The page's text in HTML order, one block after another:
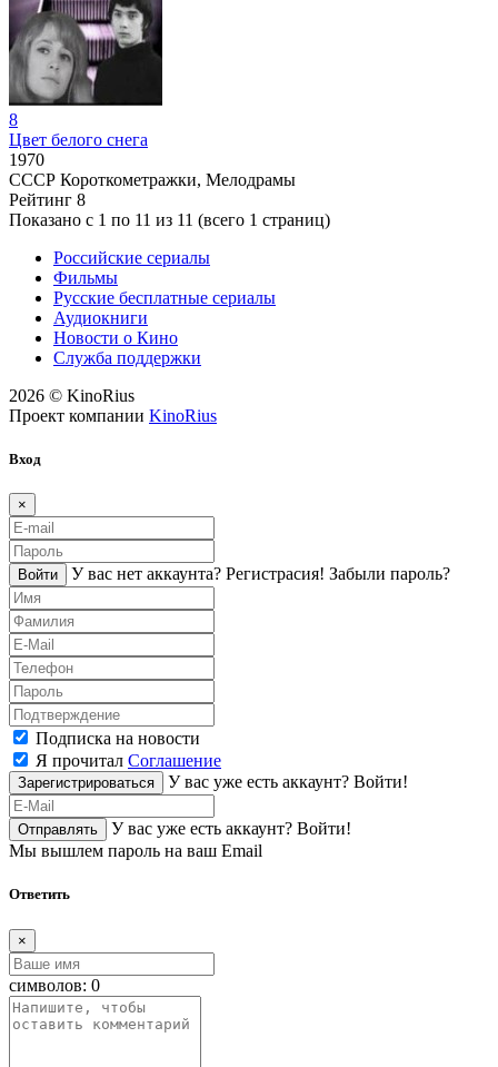
8
Цвет белого снега
1970
СССР Короткометражки, Мелодрамы
Рейтинг 8
Показано с 1 по 11 из 11 (всего 1 страниц)
Российские сериалы
Фильмы
Русские бесплатные сериалы
Аудиокниги
Новости о Кино
Служба поддержки
2026 © KinoRius
Проект компании KinoRius
Вход
×
Войти У вас нет аккаунта? Регистраcия! Забыли пароль?
Подписка на новости
Я прочитал Соглашение
Зарегистрироваться У вас уже есть аккаунт? Войти!
Отправлять У вас уже есть аккаунт? Войти!
Мы вышлем пароль на ваш Email
Ответить
×
символов: 0